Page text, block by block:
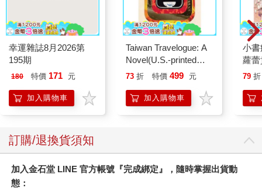
幸運雜誌8月2026第
195期
180 特價 171 元
加入購物車
Taiwan Travelogue: A
Novel(U.S.-printed
edition)
73 折 特價 499 元
加入購物車
小
蘿
79 折
訂購/退換貨須知
加入金石堂 LINE 官方帳號『完成綁定』，隨時掌握出貨動
態：